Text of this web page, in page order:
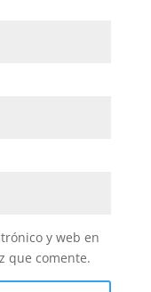
y web en
que comente.